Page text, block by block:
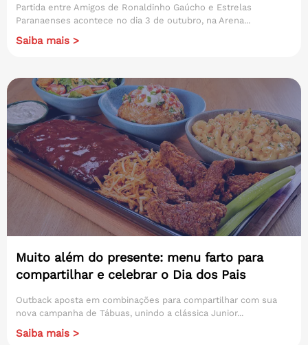
Partida entre Amigos de Ronaldinho Gaúcho e Estrelas
Paranaenses acontece no dia 3 de outubro, na Arena...
Saiba mais >
Muito além do presente: menu farto para
compartilhar e celebrar o Dia dos Pais
Outback aposta em combinações para compartilhar com sua
nova campanha de Tábuas, unindo a clássica Junior...
Saiba mais >